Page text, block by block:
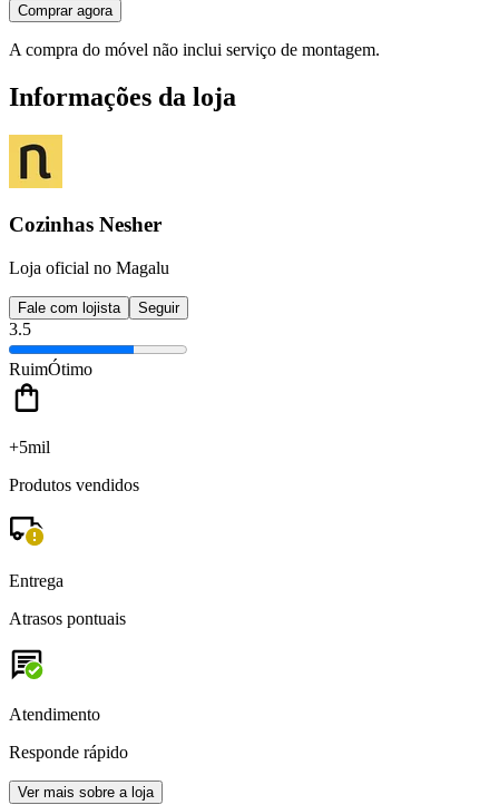
Comprar agora
A compra do móvel não inclui serviço de montagem.
Informações da loja
Cozinhas Nesher
Loja oficial no Magalu
Fale com lojista Seguir
3.5
RuimÓtimo
+5mil
Produtos vendidos
Entrega
Atrasos pontuais
Atendimento
Responde rápido
Ver mais sobre a loja